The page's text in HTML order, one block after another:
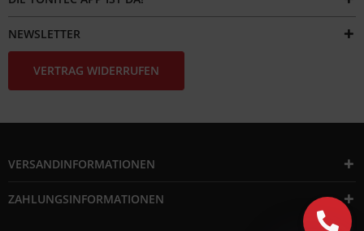
NEWSLETTER
VERTRAG WIDERRUFEN
VERSANDINFORMATIONEN
ZAHLUNGSINFORMATIONEN